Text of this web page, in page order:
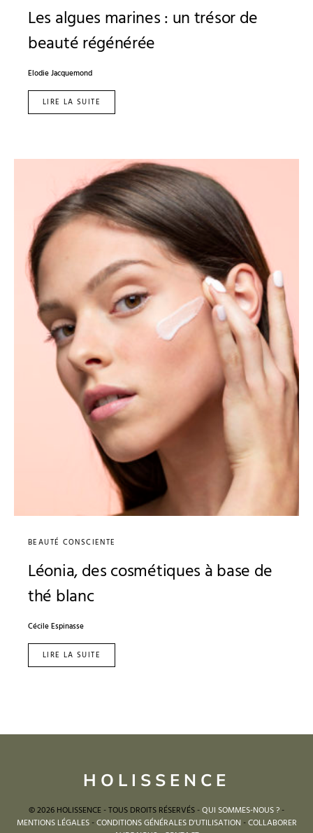
Les algues marines : un trésor de
beauté régénérée
Elodie Jacquemond
LIRE LA SUITE
BEAUTÉ CONSCIENTE
Léonia, des cosmétiques à base de
thé blanc
Cécile Espinasse
LIRE LA SUITE
HOLISSENCE
© 2026 HOLISSENCE - TOUS DROITS RÉSERVÉS -QUI SOMMES-NOUS ?-
MENTIONS LÉGALES-CONDITIONS GÉNÉRALES D'UTILISATION-COLLABORER